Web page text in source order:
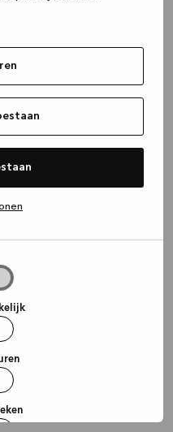
browser console for more
.